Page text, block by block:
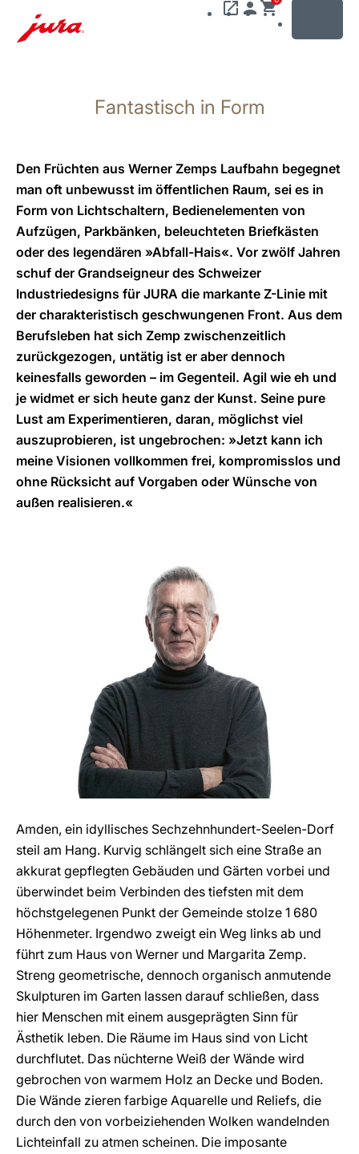
wechseln
Fantastisch in Form
Den Früchten aus Werner Zemps Laufbahn begegnet
man oft unbewusst im öffentlichen Raum, sei es in
Form von Lichtschaltern, Bedienelementen von
Aufzügen, Parkbänken, beleuchteten Briefkästen
oder des legendären »Abfall-Hais«. Vor zwölf Jahren
schuf der Grandseigneur des Schweizer
Industriedesigns für JURA die markante Z-Linie mit
der charakteristisch geschwungenen Front. Aus dem
Berufsleben hat sich Zemp zwischenzeitlich
zurückgezogen, untätig ist er aber dennoch
keinesfalls geworden – im Gegenteil. Agil wie eh und
je widmet er sich heute ganz der Kunst. Seine pure
Lust am Experimentieren, daran, möglichst viel
auszuprobieren, ist ungebrochen: »Jetzt kann ich
meine Visionen vollkommen frei, kompromisslos und
ohne Rücksicht auf Vorgaben oder Wünsche von
außen realisieren.«
Amden, ein idyllisches Sechzehnhundert-Seelen-Dorf
steil am Hang. Kurvig schlängelt sich eine Straße an
akkurat gepflegten Gebäuden und Gärten vorbei und
überwindet beim Verbinden des tiefsten mit dem
höchstgelegenen Punkt der Gemeinde stolze 1 680
Höhenmeter. Irgendwo zweigt ein Weg links ab und
führt zum Haus von Werner und Margarita Zemp.
Streng geometrische, dennoch organisch anmutende
Skulpturen im Garten lassen darauf schließen, dass
hier Menschen mit einem ausgeprägten Sinn für
Ästhetik leben. Die Räume im Haus sind von Licht
durchflutet. Das nüchterne Weiß der Wände wird
gebrochen von warmem Holz an Decke und Boden.
Die Wände zieren farbige Aquarelle und Reliefs, die
durch den von vorbeiziehenden Wolken wandelnden
Lichteinfall zu atmen scheinen. Die imposante